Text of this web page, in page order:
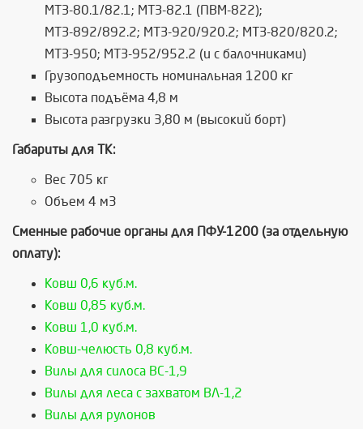
МТЗ-80.1/82.1; МТЗ-82.1 (ПВМ-822);
МТЗ-892/892.2; МТЗ-920/920.2; МТЗ-820/820.2;
МТЗ-950; МТЗ-952/952.2 (и с балочниками)
Грузоподъемность номинальная 1200 кг
Высота подъёма 4,8 м
Высота разгрузки 3,80 м (высокий борт)
Габариты для ТК:
Вес 705 кг
Объем 4 м3
Сменные рабочие органы для ПФУ-1200 (за отдельную
оплату):
Ковш 0,6 куб.м.
Ковш 0,85 куб.м.
Ковш 1,0 куб.м.
Ковш-челюсть 0,8 куб.м.
Вилы для силоса ВС-1,9
Вилы для леса с захватом ВЛ-1,2
Вилы для рулонов